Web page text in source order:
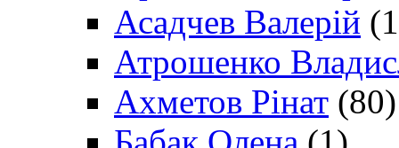
Асадчев Валерій
Атрошенко
Ахметов Рінат (80)